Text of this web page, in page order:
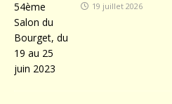
19 juillet 2026